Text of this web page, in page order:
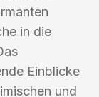
in die
Einblicke
und